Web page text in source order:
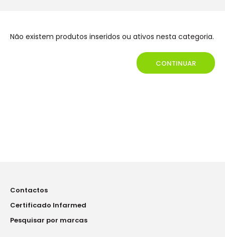
Não existem produtos inseridos ou ativos nesta categoria.
CONTINUAR
Contactos
Certificado Infarmed
Pesquisar por marcas